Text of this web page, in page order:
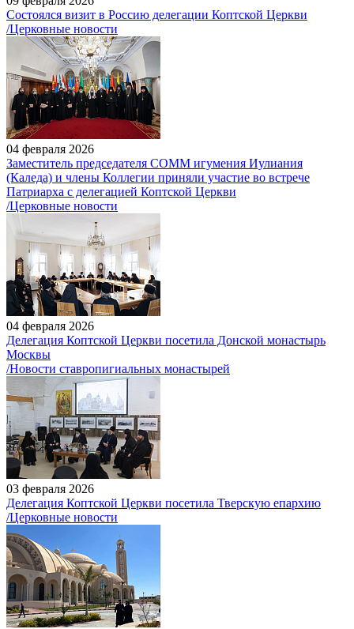
Состоялся визит в Россию делегации Коптской Церкви
/Церковные новости
04 февраля 2026
Заместитель председателя СОММ игумения Иулиания
(Каледа) и члены Коллегии приняли участие во встрече
Патриарха с делегацией Коптской Церкви
/Церковные новости
04 февраля 2026
Делегация Коптской Церкви посетила Донской монастырь
Москвы
/Новости ставропигиальных монастырей
03 февраля 2026
Делегация Коптской Церкви посетила Тверскую епархию
/Церковные новости